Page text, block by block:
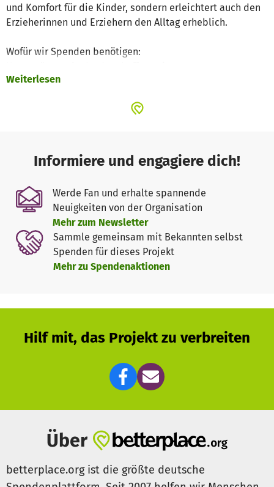
und Komfort für die Kinder, sondern erleichtert auch den
Erzieherinnen und Erziehern den Alltag erheblich.
Wofür wir Spenden benötigen:
Krippenwagens für 6 Kinder
Kostenpunkt: insgesamt 4500€ , davon möchten wir als
Förderverein 2500 € übernehmen
Daher bitten wir Sie herzlich um Ihre Unterstützung. Jeder
Beitrag – ob groß oder klein – hilft uns, dieses wichtige
Ziel zu erreichen. Gemeinsam ermöglichen wir unseren
Kleinsten schöne Erlebnisse im Freien – sicher, bequem
und mit viel Freude!
Wir danken Ihnen von Herzen für Ihre Unterstützung!
Mit freundlichen Grüßen
Ihr Team des Fördervereins
Weiterlesen
Informiere und engagiere dich!
Werde Fan und erhalte spannende
Neuigkeiten von der Organisation
Mehr zum Newsletter
Sammle gemeinsam mit Bekannten selbst
Spenden für dieses Projekt
Mehr zu Spendenaktionen
Hilf mit, das Projekt zu verbreiten
Über
betterplace.org ist die größte deutsche